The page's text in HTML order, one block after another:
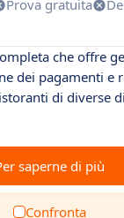
Prova gratuita
che offre
dei pagamenti e
di diverse
saperne di più
Confronta